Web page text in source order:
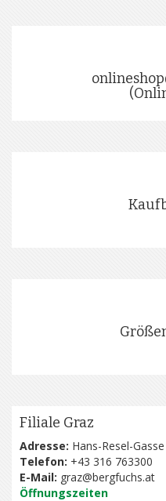
Filiale Graz
Adresse: Hans-Resel-
Telefon: +43 316 763300
E-Mail: graz@bergfuchs.at
Öffnungszeiten